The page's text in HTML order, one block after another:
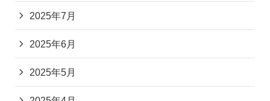
2025年7月
2025年6月
2025年5月